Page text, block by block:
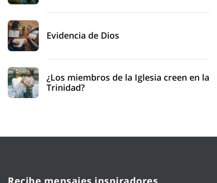
Evidencia de Dios
¿Los miembros de la Iglesia creen en la
Trinidad?